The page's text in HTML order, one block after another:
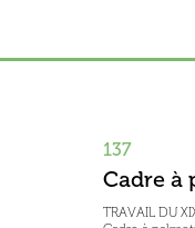
137
Cadre à
TRAVAIL DU